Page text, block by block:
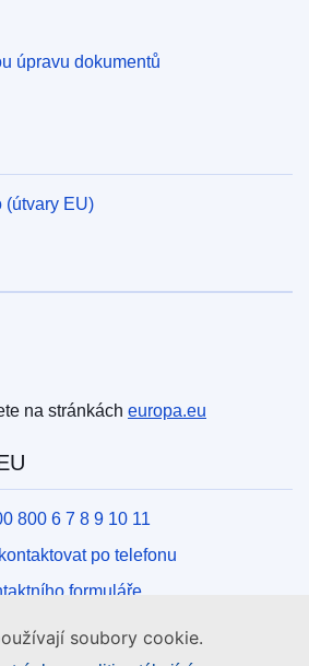
soubory cookie.
úpravu dokumentů
(útvary EU)
na stránkách europa.eu
800 6 7 8 9 10 11
po telefonu
formuláře
místě EU